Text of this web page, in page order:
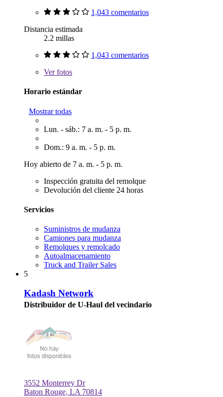
1,043 comentarios
Distancia estimada
2.2 millas
1,043 comentarios
Verfotos
Horario estándar
Mostrar todas
Lun. - sáb.: 7 a. m. - 5 p. m.
Dom.: 9 a. m. - 5 p. m.
Hoy abierto de 7 a. m. - 5 p. m.
Inspección gratuita del remolque
Devolución del cliente 24 horas
Servicios
Suministros de mudanza
Camiones para mudanza
Remolques y remolcado
Autoalmacenamiento
Truck and Trailer Sales
5
Kadash Network
Distribuidor de U-Haul del vecindario
3552 Monterrey Dr
Baton Rouge, LA 70814